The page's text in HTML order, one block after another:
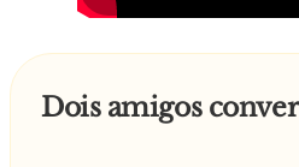
cagairem m*rdas tão
- Bain, Juaquim, eu não
responde o Manel.
Dois amigos